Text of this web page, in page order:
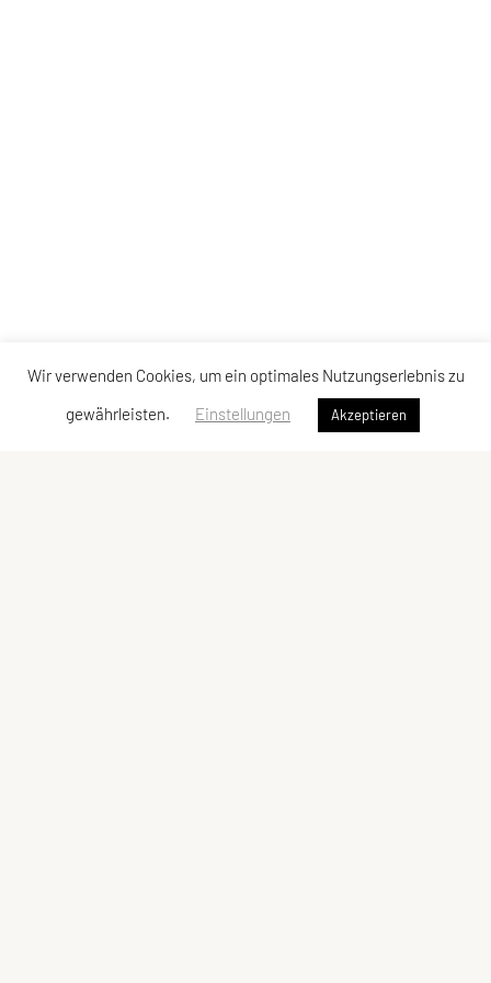
Wir verwenden Cookies, um ein optimales Nutzungserlebnis zu
gewährleisten.
Einstellungen Akzeptieren